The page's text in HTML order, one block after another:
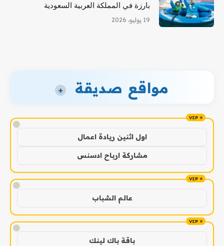
بارزة في المملكة العربية السعودية
19 يوليو، 2026
مواقع صديقة +
!
اول اثنين ريادة اعمال
مشاركة ارباح ادسنس
!
عالم الشباب
!
باقة باك لينك